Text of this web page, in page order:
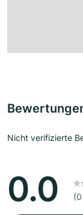
Nicht verifizierte
0.0